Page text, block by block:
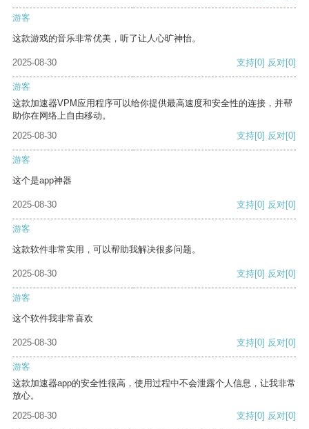
游客
这款游戏的音乐非常优美，听了让人心旷神怡。
2025-08-30 支持[0] 反对[0]
游客
这款加速器VPM应用程序可以给你提供最高速度和安全性的连接，并帮
助你在网络上自由移动。
2025-08-30
支持[0] 反对[0]
游客
这个是app神器
2025-08-30 支持[0] 反对[0]
游客
这款软件非常实用，可以帮助我解决很多问题。
2025-08-30 支持[0] 反对[0]
游客
这个软件我非常喜欢
2025-08-30 支持[0] 反对[0]
游客
这款加速器app的安全性很高，使用过程中不会泄露个人信息，让我非常
放心。
2025-08-30
支持[0] 反对[0]